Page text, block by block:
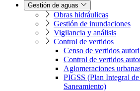
Gestión de aguas
Obras hidráulicas
Gestión de inundaciones
Vigilancia y análisis
Control de vertidos
Censo de vertidos
Control de vertidos
Aglomeraciones
PIGSS (Plan Integral
Saneamiento)